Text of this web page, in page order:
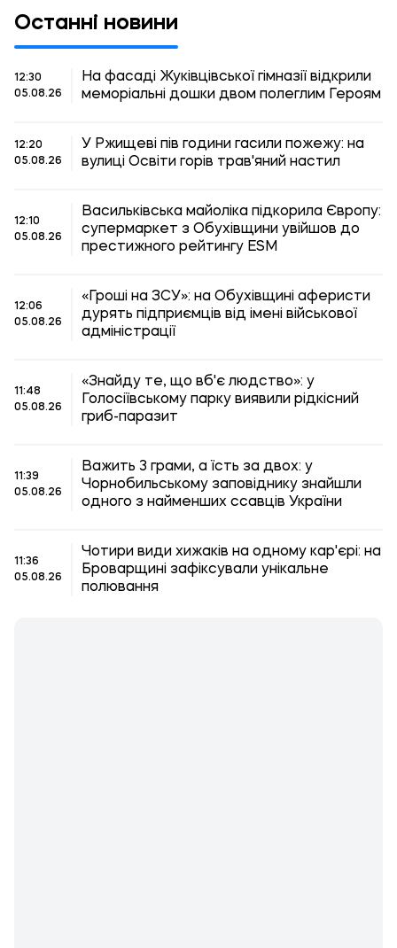
Останні новини
12:30
05.08.26
На фасаді Жуківцівської гімназії відкрили
меморіальні дошки двом полеглим Героям
12:20
05.08.26
У Ржищеві пів години гасили пожежу: на
вулиці Освіти горів трав'яний настил
12:10
05.08.26
Васильківська майоліка підкорила Європу:
супермаркет з Обухівщини увійшов до
престижного рейтингу ESM
12:06
05.08.26
«Гроші на ЗСУ»: на Обухівщині аферисти
дурять підприємців від імені військової
адміністрації
11:48
05.08.26
«Знайду те, що вб'є людство»: у
Голосіївському парку виявили рідкісний
гриб-паразит
11:39
05.08.26
Важить 3 грами, а їсть за двох: у
Чорнобильському заповіднику знайшли
одного з найменших ссавців України
11:36
05.08.26
Чотири види хижаків на одному кар'єрі: на
Броварщині зафіксували унікальне
полювання